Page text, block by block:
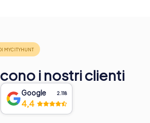
i nostri clienti
Google 2.118
4,4